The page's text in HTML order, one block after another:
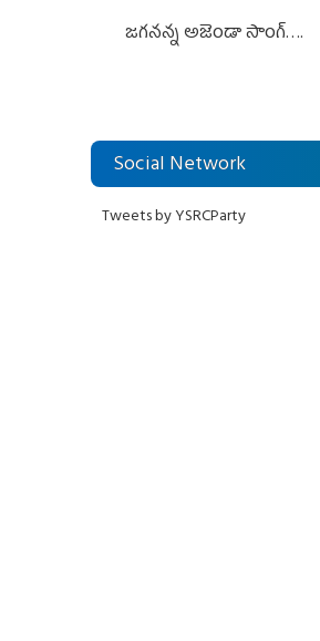
జగనన్న అజెండా సాంగ్….
Social Network
Tweets by YSRCParty